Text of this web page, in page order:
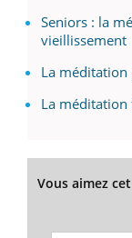
Seniors : la
vieillissement
La méditation
La
Vous aimez